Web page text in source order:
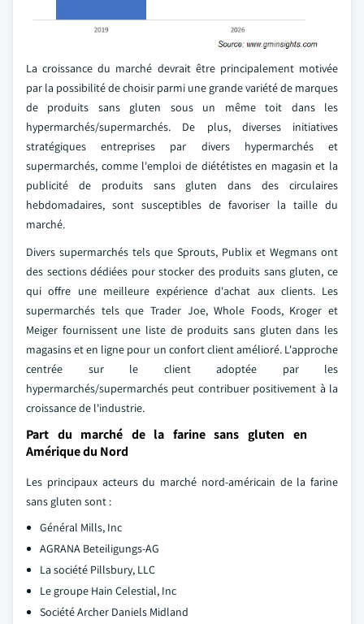
La croissance du marché devrait être principalement motivée
par la possibilité de choisir parmi une grande variété de marques
de produits sans gluten sous un même toit dans les
hypermarchés/supermarchés. De plus, diverses initiatives
stratégiques entreprises par divers hypermarchés et
supermarchés, comme l'emploi de diététistes en magasin et la
publicité de produits sans gluten dans des circulaires
hebdomadaires, sont susceptibles de favoriser la taille du
marché.
Divers supermarchés tels que Sprouts, Publix et Wegmans ont
des sections dédiées pour stocker des produits sans gluten, ce
qui offre une meilleure expérience d'achat aux clients. Les
supermarchés tels que Trader Joe, Whole Foods, Kroger et
Meiger fournissent une liste de produits sans gluten dans les
magasins et en ligne pour un confort client amélioré. L'approche
centrée sur le client adoptée par les
hypermarchés/supermarchés peut contribuer positivement à la
croissance de l'industrie.
Part du marché de la farine sans gluten en
Amérique du Nord
Les principaux acteurs du marché nord-américain de la farine
sans gluten sont :
Général Mills, Inc
AGRANA Beteiligungs-AG
La société Pillsbury, LLC
Le groupe Hain Celestial, Inc
Société Archer Daniels Midland